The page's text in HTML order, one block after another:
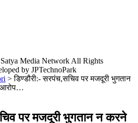
Media Network All Rights
by JPTechnoPark
>डिण्डौरी:- सरपंच,सचिव पर मजदूरी भुगतान
आरोप…
पर मजदूरी भुगतान न करने